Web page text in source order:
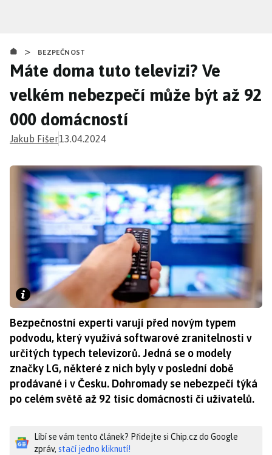
obsahu
> BEZPEČNOST
Máte doma tuto televizi? Ve
velkém nebezpečí může být až 92
000 domácností
Jakub Fišer13.04.2024
Bezpečnostní experti varují před novým typem
podvodu, který využívá softwarové zranitelnosti v
určitých typech televizorů. Jedná se o modely
značky LG, některé z nich byly v poslední době
prodávané i v Česku. Dohromady se nebezpečí týká
po celém světě až 92 tisíc domácností či uživatelů.
Líbí se vám tento článek? Přidejte si Chip.cz do Google
zpráv, stačí jedno kliknutí!